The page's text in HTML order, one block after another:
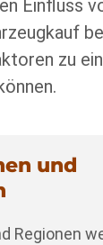
Einfluss
zu
und
Regionen